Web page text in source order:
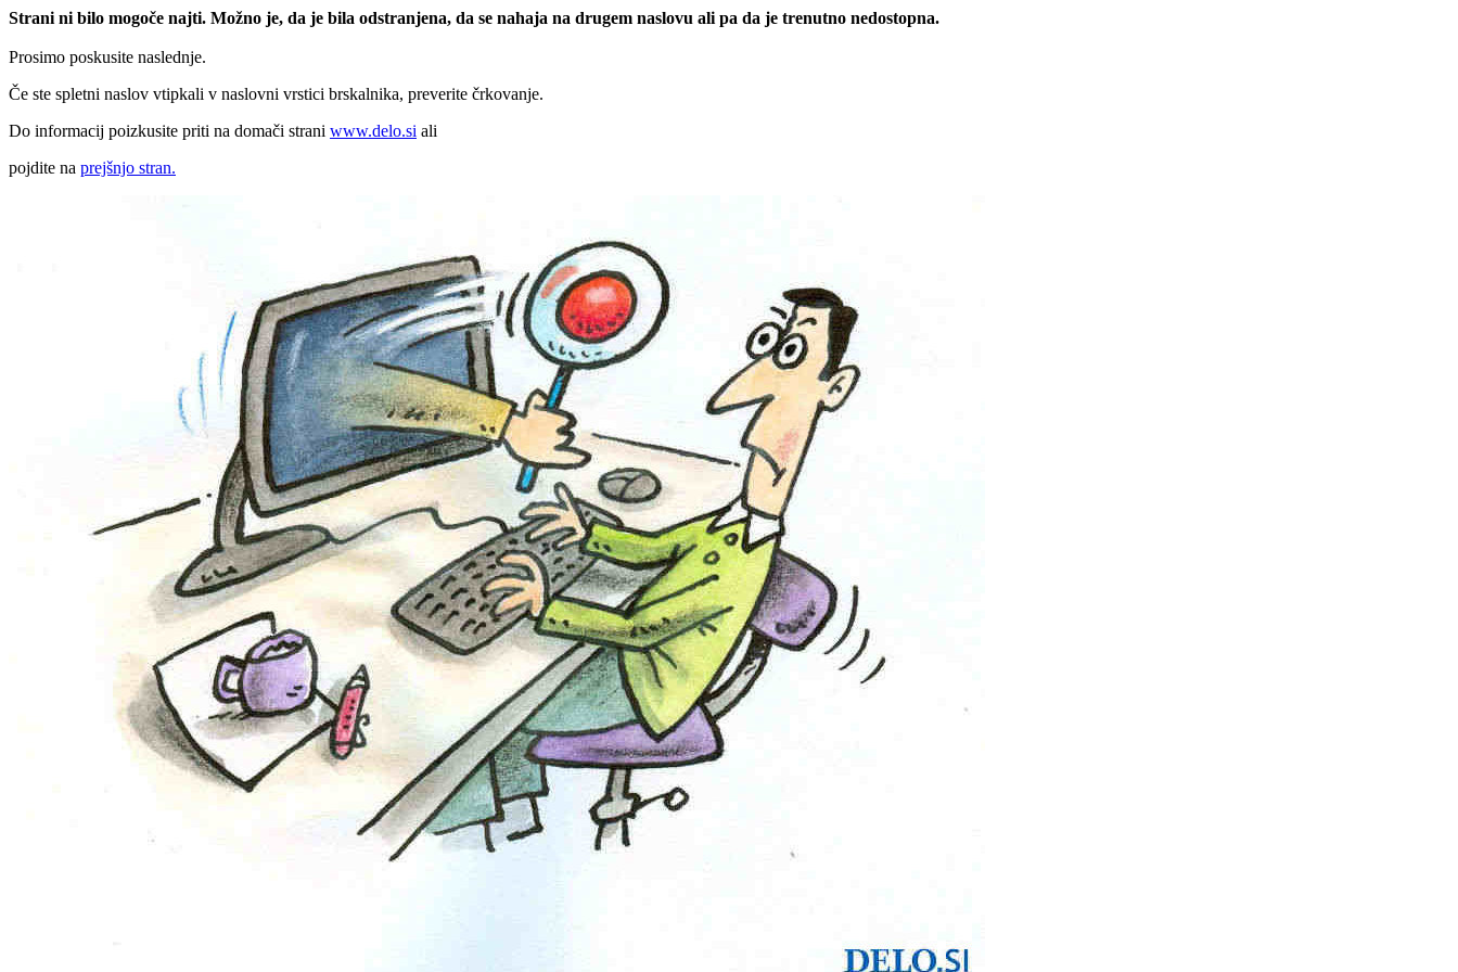
Strani ni bilo mogoče najti. Možno je, da je bila odstranjena, da se nahaja na drugem naslovu ali pa da je trenutno nedostopna.
Prosimo poskusite naslednje.
Če ste spletni naslov vtipkali v naslovni vrstici brskalnika, preverite črkovanje.
Do informacij poizkusite priti na domači strani www.delo.si ali
pojdite na prejšnjo stran.